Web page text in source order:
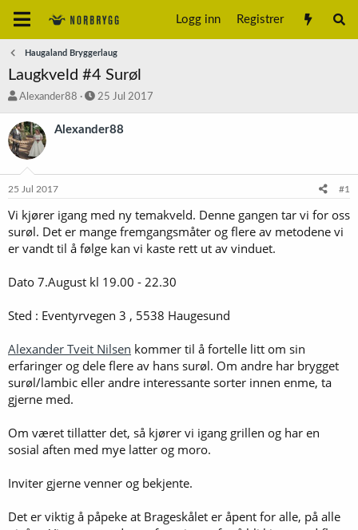
Logg inn Registrer
Haugaland Bryggerlaug
Laugkveld #4 Surøl
T
å
d
s
r
Alexander88
S
a
o
25 Jul 2017
Alexander88
25 Jul 2017 #1
Vi kjører igang med ny temakveld. Denne gangen tar vi for oss
surøl. Det er mange fremgangsmåter og flere av metodene vi
er vandt til å følge kan vi kaste rett ut av vinduet.
Dato 7.August kl 19.00 - 22.30
Sted : Eventyrvegen 3 , 5538 Haugesund
Alexander Tveit Nilsen kommer til å fortelle litt om sin
erfaringer og dele flere av hans surøl. Om andre har brygget
surøl/lambic eller andre interessante sorter innen enme, ta
gjerne med.
Om været tillatter det, så kjører vi igang grillen og har en
sosial aften med mye latter og moro.
Inviter gjerne venner og bekjente.
Det er viktig å påpeke at Brageskålet er åpent for alle, på alle